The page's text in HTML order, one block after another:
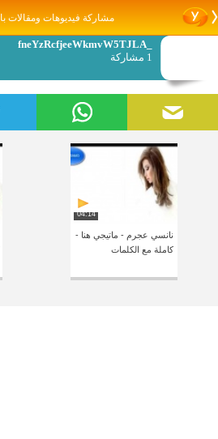
مشاركة فيديوهات ومقالات
_fneYzRcfjeeWkmvW5TJLA
1 مشاركة
04:14
نانسي عجرم - ماتيجي هنا -
كاملة مع الكلمات